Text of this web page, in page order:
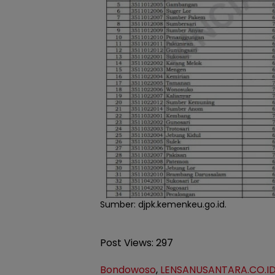
Sumber: djpk.kemenkeu.go.id.
Post Views: 297
Bondowoso, LENSANUSANTARA.CO.ID